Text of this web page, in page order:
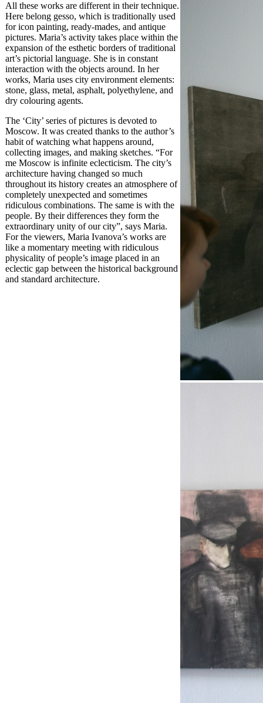
All these works are different in their technique.
Here belong gesso, which is traditionally used
for icon painting, ready-mades, and antique
pictures. Maria’s activity takes place within the
expansion of the esthetic borders of traditional
art’s pictorial language. She is in constant
interaction with the objects around. In her
works, Maria uses city environment elements:
stone, glass, metal, asphalt, polyethylene, and
dry colouring agents.
The ‘City’ series of pictures is devoted to
Moscow. It was created thanks to the author’s
habit of watching what happens around,
collecting images, and making sketches. “For
me Moscow is infinite eclecticism. The city’s
architecture having changed so much
throughout its history creates an atmosphere of
completely unexpected and sometimes
ridiculous combinations. The same is with the
people. By their differences they form the
extraordinary unity of our city”, says Maria.
For the viewers, Maria Ivanova’s works are
like a momentary meeting with ridiculous
physicality of people’s image placed in an
eclectic gap between the historical background
and standard architecture.